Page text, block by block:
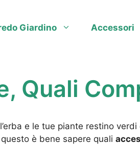
Giardino Accessori
Quali
e le tue piante restino
è bene sapere quali